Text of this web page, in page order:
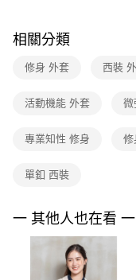
後付繳納相關費用。
※ 交易是否成功請以「
客戶支援中心」
https://
【注意事項】
權轉讓予恩沛科技股份有
https://aftee.tw/terms/
任。
時審查核予不同之上限額
請求用戶進行身份認證。
５．嚴禁一人註冊多個帳
離島宅配 (蘭嶼恕不配送)
每筆NT$200，滿
付款後門市自取
相關分類
修身 外套 西裝
活動機能 外套 微
專業知性 修身 修
單釦 西裝
一 其他人也在看 一